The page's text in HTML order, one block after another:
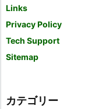
Links
Privacy Policy
Tech Support
Sitemap
カテゴリー